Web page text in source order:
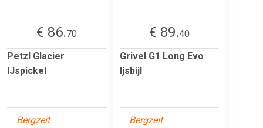
€ 86.70
Petzl Glacier
IJspickel
Bergzeit
€ 89.40
Grivel G1 Long Evo
Ijsbijl
Bergzeit